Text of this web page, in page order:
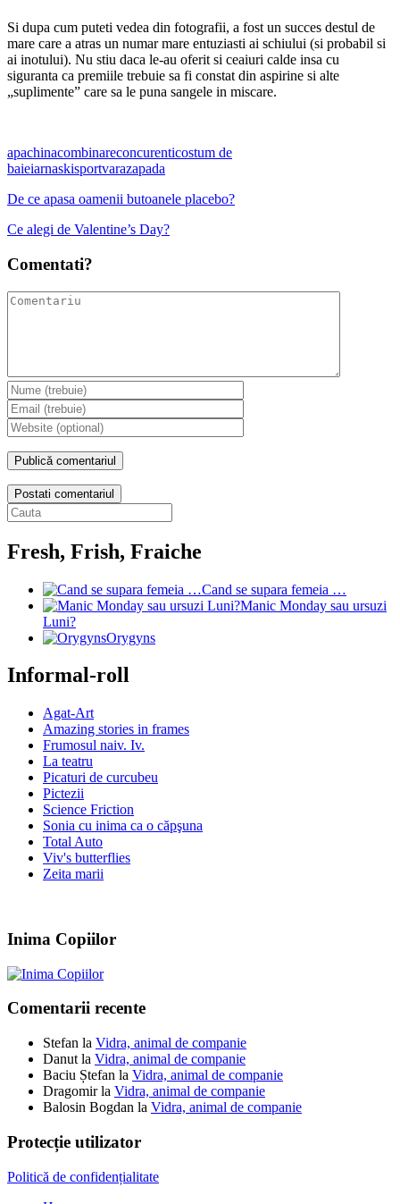
Si dupa cum puteti vedea din fotografii, a fost un succes destul de
mare care a atras un numar mare entuziasti ai schiului (si probabil si
ai inotului). Nu stiu daca le-au oferit si ceaiuri calde insa cu
siguranta ca premiile trebuie sa fi constat din aspirine si alte
„suplimente” care sa le puna sangele in miscare.
apachinacombinareconcurenticostum de
baieiarnaskisportvarazapada
De ce apasa oamenii butoanele placebo?
Ce alegi de Valentine’s Day?
Comentati?
Postati comentariul
Fresh, Frish, Fraiche
Cand se supara femeia …
Manic Monday sau ursuzi
Luni?
Orygyns
Informal-roll
Agat-Art
Amazing stories in frames
Frumosul naiv. Iv.
La teatru
Picaturi de curcubeu
Pictezii
Science Friction
Sonia cu inima ca o căpşuna
Total Auto
Viv's butterflies
Zeita marii
Inima Copiilor
Comentarii recente
Stefan la Vidra, animal de companie
Danut la Vidra, animal de companie
Baciu Ștefan la Vidra, animal de companie
Dragomirla Vidra, animal de companie
Balosin Bogdan la Vidra, animal de companie
Protecție utilizator
Politică de confidențialitate